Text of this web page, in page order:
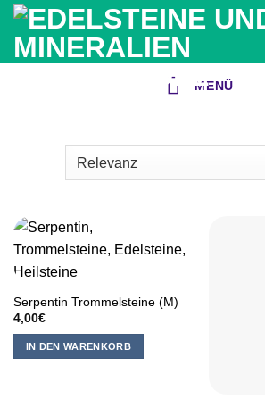
Zum
Inhalt
springen
MENÜ
Serpentin Trommelsteine (M)
4,00€
IN DEN WARENKORB